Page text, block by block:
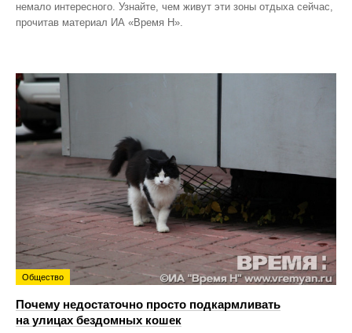
немало интересного. Узнайте, чем живут эти зоны отдыха сейчас,
прочитав материал ИА «Время Н».
Общество
Почему недостаточно просто подкармливать
на улицах бездомных кошек